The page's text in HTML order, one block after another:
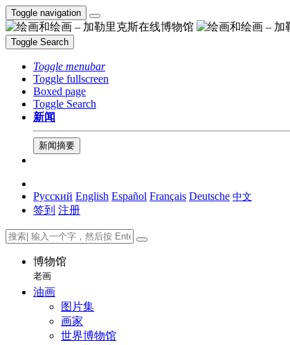
Toggle navigation
Toggle Search
Toggle menubar
Toggle fullscreen
Boxed page
Toggle Search
新闻
新闻摘要
Русский English Español Français Deutsche 中文
签到 注册
博物馆
老画
油画
图片集
画家
世界博物馆